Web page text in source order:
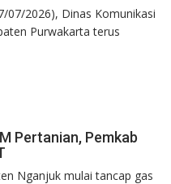
07/2026), Dinas Komunikasi
Purwakarta terus
Pertanian, Pemkab
Nganjuk mulai tancap gas